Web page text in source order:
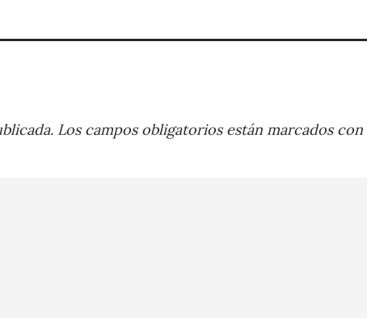
Los campos obligatorios están marcados con